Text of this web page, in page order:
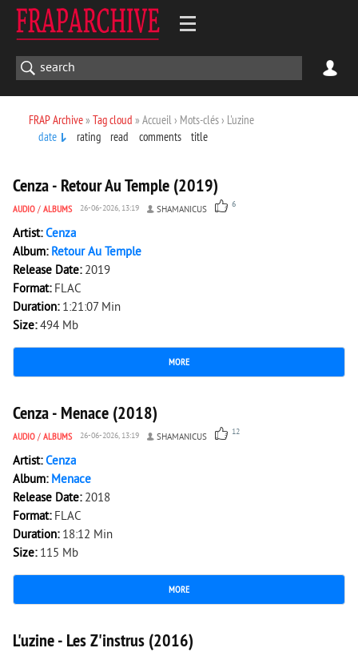
FRAP Archive» Tag cloud » Accueil › Mots-clés › L'uzine
date
rating read comments title
Cenza - Retour Au Temple (2019)
AUDIO / ALBUMS 26-06-2026, 13:19 SHAMANICUS 6
Artist:Cenza
Album: Retour Au Temple
Release Date: 2019
Format: FLAC
Duration: 1:21:07 Min
Size:494 Mb
MORE
2 466 0
Cenza - Menace (2018)
AUDIO / ALBUMS 26-06-2026, 13:19 SHAMANICUS 12
Artist:Cenza
Album: Menace
Release Date: 2018
Format: FLAC
Duration: 18:12 Min
Size: 115 Mb
MORE
3 294 0
L'uzine - Les Z'instrus (2016)